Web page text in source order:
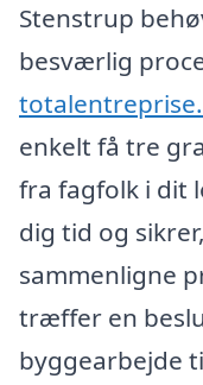
Stenstrup
besværlig
enkelt få tre
fra fagfolk i dit
dig tid og
sammenligne
træffer en
byggearbejde